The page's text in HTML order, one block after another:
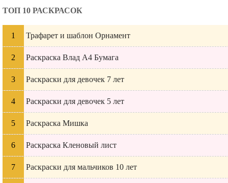
ТОП 10 РАСКРАСОК
Трафарет и шаблон Орнамент
Раскраска Влад А4 Бумага
Раскраски для девочек 7 лет
Раскраски для девочек 5 лет
Раскраска Мишка
Раскраска Кленовый лист
Раскраски для мальчиков 10 лет